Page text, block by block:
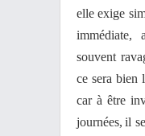
elle exige
immédiate,
souvent
ce sera
car à être
journées, il